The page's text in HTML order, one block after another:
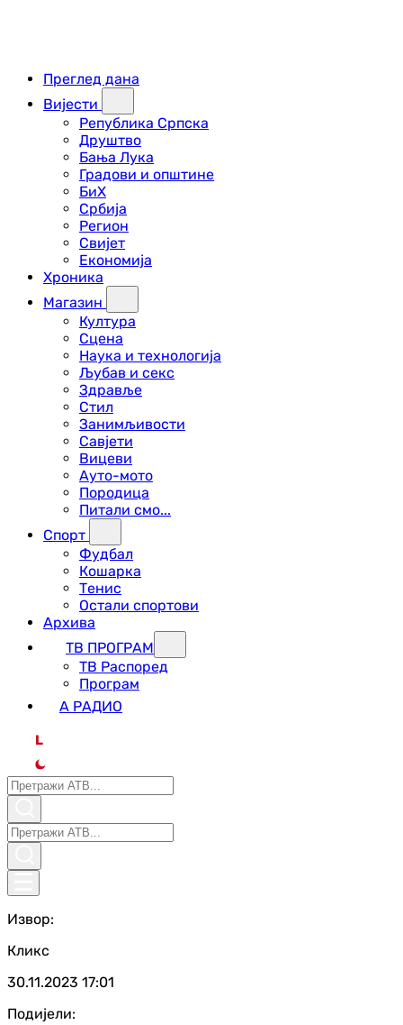
Преглед дана
Вијести
Република Српска
Друштво
Бања Лука
Градови и општине
БиХ
Србија
Регион
Свијет
Економија
Хроника
Магазин
Култура
Сцена
Наука и технологија
Љубав и секс
Здравље
Стил
Занимљивости
Савјети
Вицеви
Ауто-мото
Породица
Питали смо...
Спорт
Фудбал
Кошарка
Тенис
Остали спортови
Архива
ТВ ПРОГРАМ
ТВ Распоред
Програм
А РАДИО
L
Извор:
Кликс
30.11.2023 17:01
Подијели: